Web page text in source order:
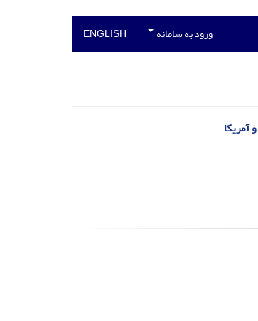
ورود به سامانه ENGLISH
آمریکا